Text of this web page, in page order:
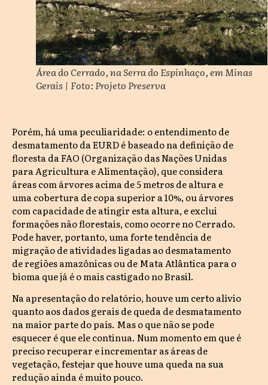
Área do Cerrado, na Serra do Espinhaço, em Minas
Gerais | Foto: Projeto Preserva
Porém, há uma peculiaridade: o entendimento de
desmatamento da EURD é baseado na definição de
floresta da FAO (Organização das Nações Unidas
para Agricultura e Alimentação), que considera
áreas com árvores acima de 5 metros de altura e
uma cobertura de copa superior a 10%, ou árvores
com capacidade de atingir esta altura, e exclui
formações não florestais, como ocorre no Cerrado.
Pode haver, portanto, uma forte tendência de
migração de atividades ligadas ao desmatamento
de regiões amazônicas ou de Mata Atlântica para o
bioma que já é o mais castigado no Brasil.
Na apresentação do relatório, houve um certo alívio
quanto aos dados gerais de queda de desmatamento
na maior parte do país. Mas o que não se pode
esquecer é que ele continua. Num momento em que é
preciso recuperar e incrementar as áreas de
vegetação, festejar que houve uma queda na sua
redução ainda é muito pouco.